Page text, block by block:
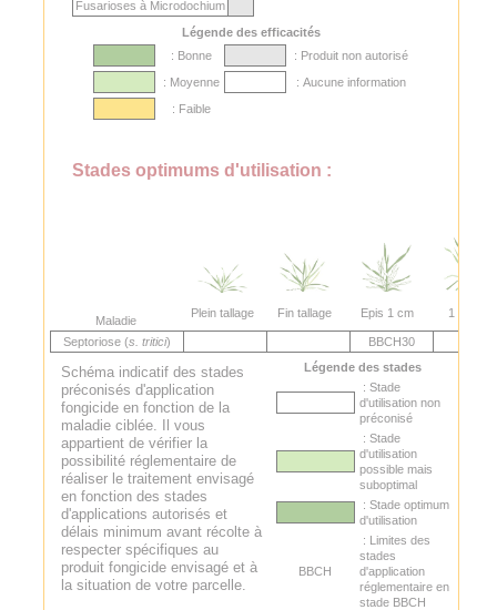
Fusarioses à Microdochium
Légende des efficacités
: Bonne
: Produit non autorisé
: Moyenne
: Aucune information
: Faible
Stades optimums d'utilisation :
Maladie
Plein tallage Fin tallage Epis 1 cm 1 nœud
Septoriose (s. tritici) BBCH30
Schéma indicatif des stades
préconisés d'application
fongicide en fonction de la
maladie ciblée. Il vous
appartient de vérifier la
possibilité réglementaire de
réaliser le traitement envisagé
en fonction des stades
d'applications autorisés et
délais minimum avant récolte à
respecter spécifiques au
produit fongicide envisagé et à
la situation de votre parcelle.
Légende des stades
: Stade
d'utilisation non
préconisé
: Stade
d'utilisation
possible mais
suboptimal
: Stade optimum
d'utilisation
BBCH
: Limites des
stades
d'application
réglementaire en
stade BBCH